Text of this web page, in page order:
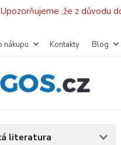
Upozorňujeme ,že z
nákupu Kontakty Blog
literatura